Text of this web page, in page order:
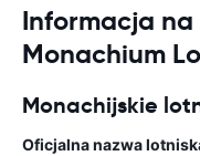
Informacja
Monachium
Monachijskie
Oficjalna nazwa